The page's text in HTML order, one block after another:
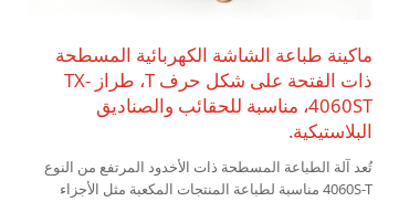
ماكينة طباعة الشاشة الكهربائية المسطحة
ذات الفتحة على شكل حرف T، طراز TX-
4060ST، مناسبة للحقائب والصناديق
البلاستيكية.
تُعد آلة الطباعة المسطحة ذات الأخدود المرتفع من النوع
4060S-T مناسبة لطباعة المنتجات المكعبة مثل الأجزاء